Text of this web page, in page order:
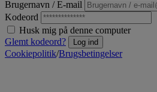
Brugernavn / E-mail
Kodeord
Husk mig på denne computer
Glemt kodeord?
Log ind
Cookiepolitik/Brugsbetingelser